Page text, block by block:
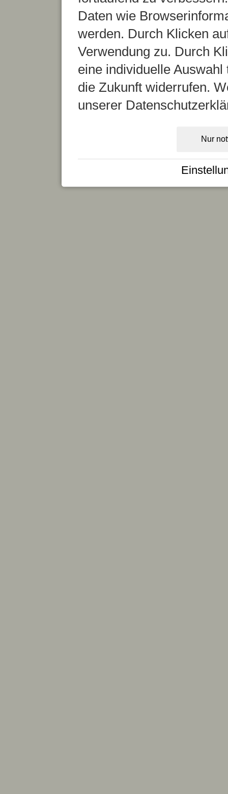
Daten wie
werden. Durch Klicken
Verwendung zu. Durch
eine individuelle
die Zukunft widerrufen.
unserer
Nur